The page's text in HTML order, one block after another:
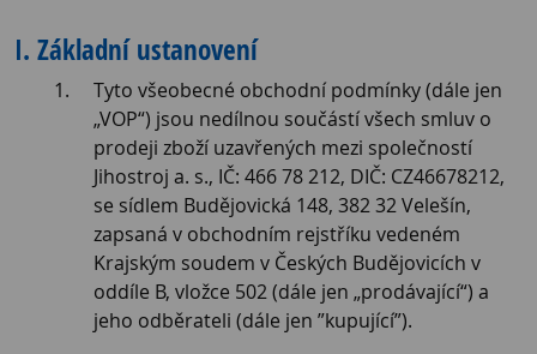
I. Základní ustanovení
Tyto všeobecné obchodní podmínky (dále jen
„VOP“) jsou nedílnou součástí všech smluv o
prodeji zboží uzavřených mezi společností
Jihostroj a. s., IČ: 466 78 212, DIČ: CZ46678212,
se sídlem Budějovická 148, 382 32 Velešín,
zapsaná v obchodním rejstříku vedeném
Krajským soudem v Českých Budějovicích v
oddíle B, vložce 502 (dále jen „prodávající“) a
jeho odběrateli (dále jen ”kupující”).